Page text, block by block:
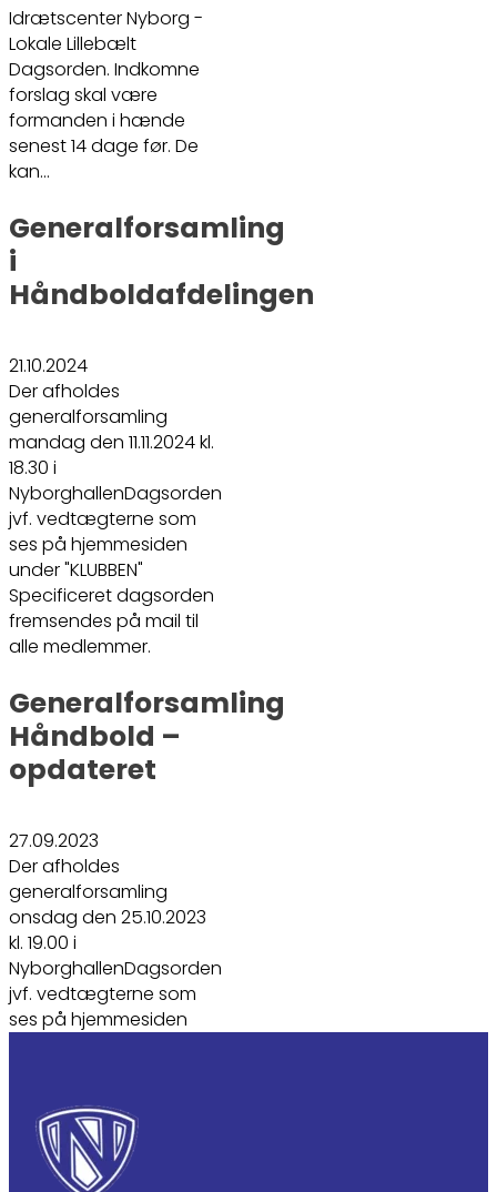
Idrætscenter Nyborg -
Lokale Lillebælt
Dagsorden. Indkomne
forslag skal være
formanden i hænde
senest 14 dage før. De
kan…
Generalforsamling
i
Håndboldafdelingen
21.10.2024
Der afholdes
generalforsamling
mandag den 11.11.2024 kl.
18.30 i
NyborghallenDagsorden
jvf. vedtægterne som
ses på hjemmesiden
under "KLUBBEN"
Specificeret dagsorden
fremsendes på mail til
alle medlemmer.
Generalforsamling
Håndbold –
opdateret
27.09.2023
Der afholdes
generalforsamling
onsdag den 25.10.2023
kl. 19.00 i
NyborghallenDagsorden
jvf. vedtægterne som
ses på hjemmesiden